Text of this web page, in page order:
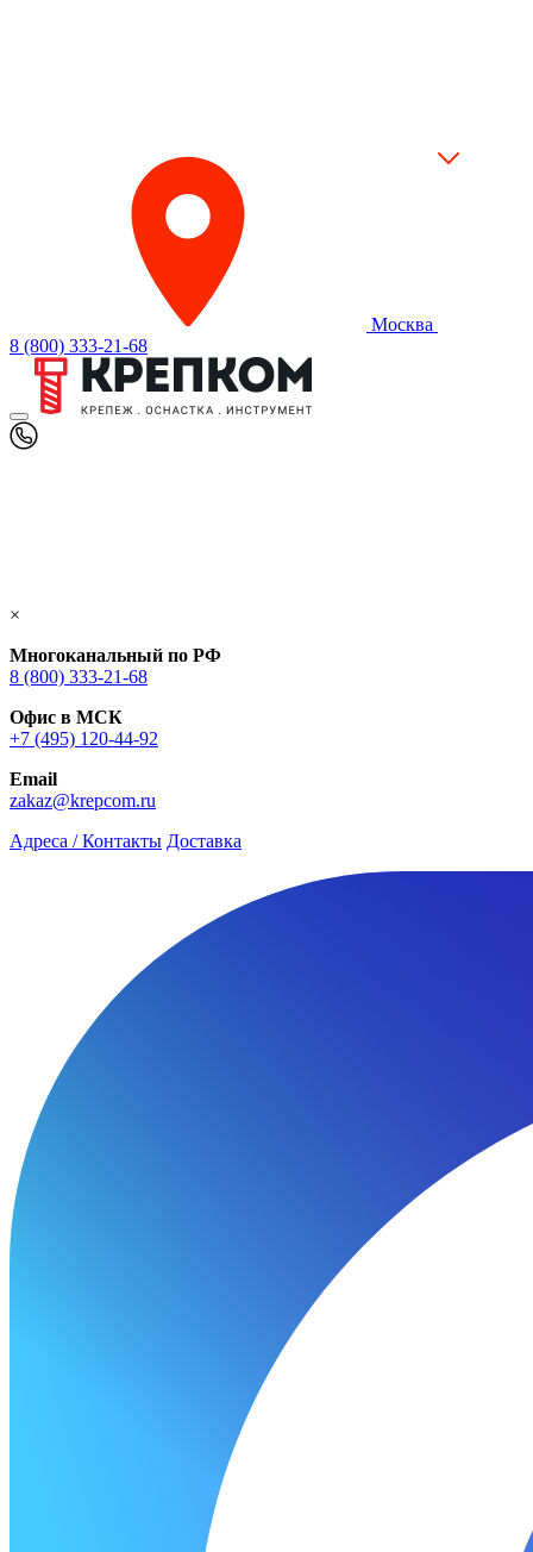
Москва
8 (800) 333-21-68
×
Многоканальный по РФ
8 (800) 333‑21-68
Офис в МСК
+7 (495) 120-44-92
Email
zakaz@krepcom.ru
Адреса / Контакты Доставка